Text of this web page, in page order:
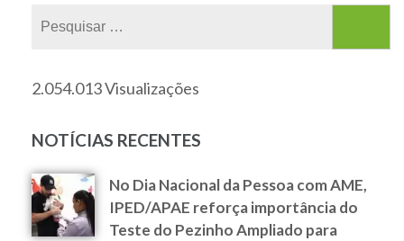
2.054.013 Visualizações
NOTÍCIAS RECENTES
No Dia Nacional da Pessoa com AME,
IPED/APAE reforça importância do
Teste do Pezinho Ampliado para